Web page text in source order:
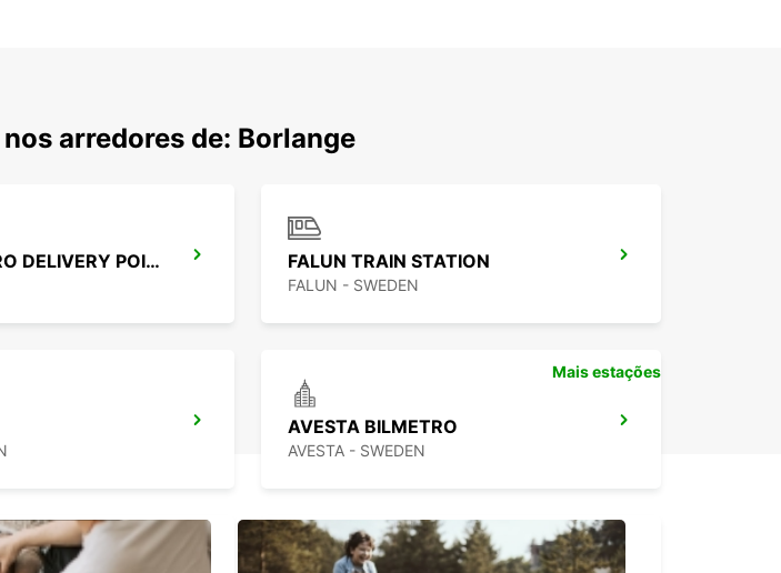
arredores de: Borlange
FALUN BILMETRO DELIVERY POINT FALUN TRAIN STATION
FALUN - SWEDEN
AVESTA BILMETRO
AVESTA - SWEDEN
Mais estações